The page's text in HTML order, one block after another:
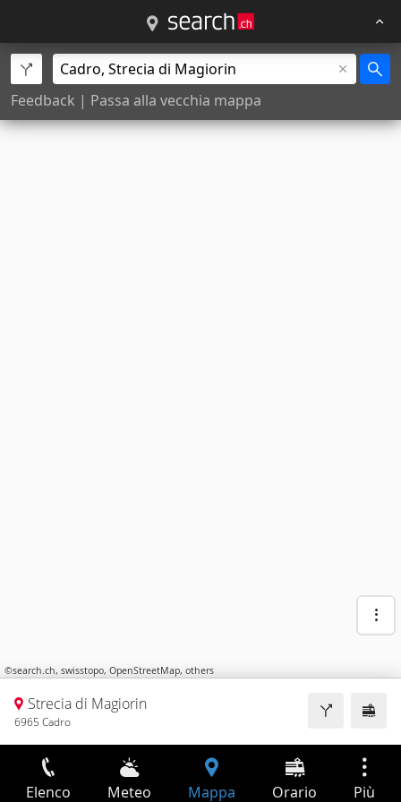
Feedback | Passa alla vecchia mappa
©search.ch, swisstopo, OpenStreetMap, others
Strecia di Magiorin
6965 Cadro
Elenco Meteo Mappa Orario Più